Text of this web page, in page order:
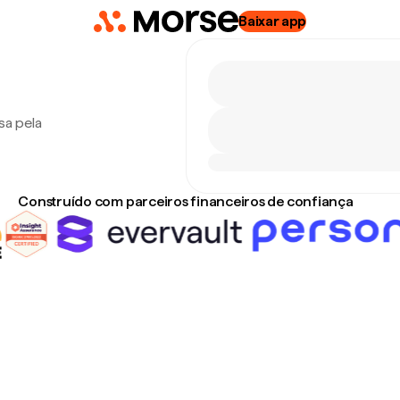
Baixar app
pela
Construído com parceiros financeiros de confiança